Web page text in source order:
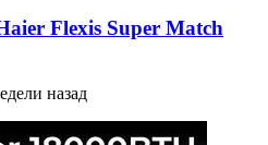
Flexis Super Match
назад